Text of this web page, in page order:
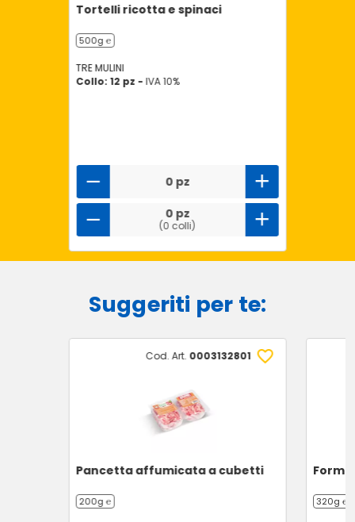
Tortelli ricotta e spinaci
500g ℮
TRE MULINI
Collo: 12 pz - IVA 10%
0 pz
0 pz
(0 colli)
Suggeriti per te:
Cod. Art. 0003132801
Pancetta affumicata a cubetti
200g ℮ 320g ℮